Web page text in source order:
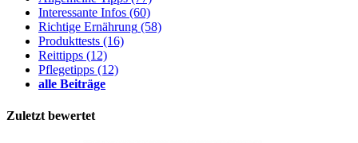
Interessante Infos (60)
Richtige Ernährung (58)
Produkttests (16)
Reittipps (12)
Pflegetipps (12)
alle Beiträge
Zuletzt bewertet